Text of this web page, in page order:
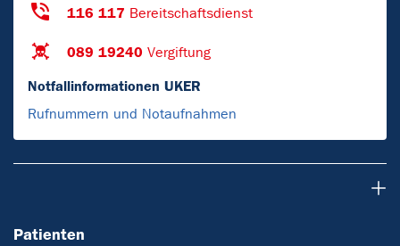
116 117 Bereitschaftsdienst
089 19240 Vergiftung
Notfallinformationen UKER
Rufnummern und Notaufnahmen
Patienten